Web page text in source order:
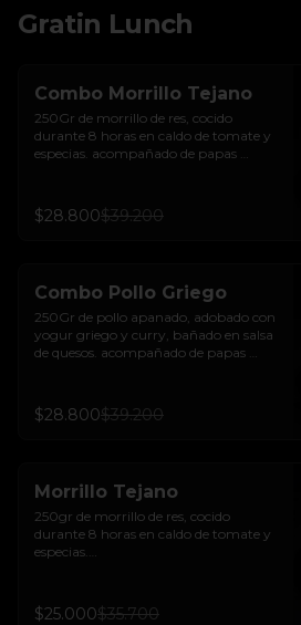
Gratin Lunch
Combo Morrillo Tejano
250Gr de morrillo de res, cocido
durante 8 horas en caldo de tomate y
especias. acompañado de papas
$28.800$39.200
Combo Pollo Griego
250Gr de pollo apanado, adobado con
yogur griego y curry, bañado en salsa
de quesos. acompañado de papas
$28.800$39.200
Morrillo Tejano
250gr de morrillo de res, cocido
durante 8 horas en caldo de tomate y
especias.
$25.000$35.700